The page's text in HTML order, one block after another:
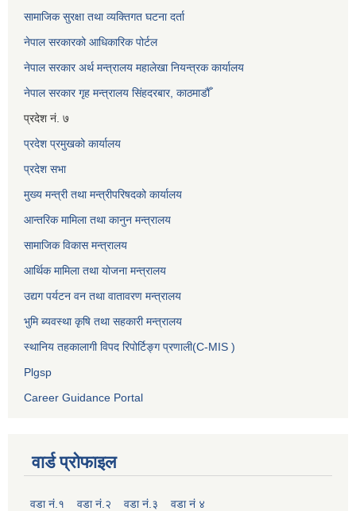
सामाजिक सुरक्षा तथा व्यक्तिगत घटना दर्ता
नेपाल सरकारको आधिकारिक पोर्टल
नेपाल सरकार अर्थ मन्त्रालय महालेखा नियन्त्रक कार्यालय
नेपाल सरकार गृह मन्त्रालय सिंहदरबार, काठमाडौँ
प्रदेश नं. ७
प्रदेश प्रमुखको कार्यालय
प्रदेश सभा
मुख्य मन्त्री तथा मन्त्रीपरिषदको कार्यालय
आन्तरिक मामिला तथा कानुन मन्त्रालय
सामाजिक विकास मन्त्रालय
आर्थिक मामिला तथा योजना मन्त्रालय
उद्यग पर्यटन वन तथा वातावरण मन्त्रालय
भुमि ब्यवस्था कृषि तथा सहकारी मन्त्रालय
स्थानिय तहकालागी विपद रिपोर्टिङ्ग प्रणाली(C-MIS )
Plgsp
Career Guidance Portal
वार्ड प्रोफाइल
वडा नं.१ वडा नं.२ वडा नं.३ वडा नं ४